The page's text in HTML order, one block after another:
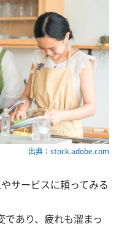
出典：stock.adobe.com
サービスに頼ってみる
あり、疲れも溜まっ